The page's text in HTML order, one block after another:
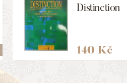
Distinction
140 Kč